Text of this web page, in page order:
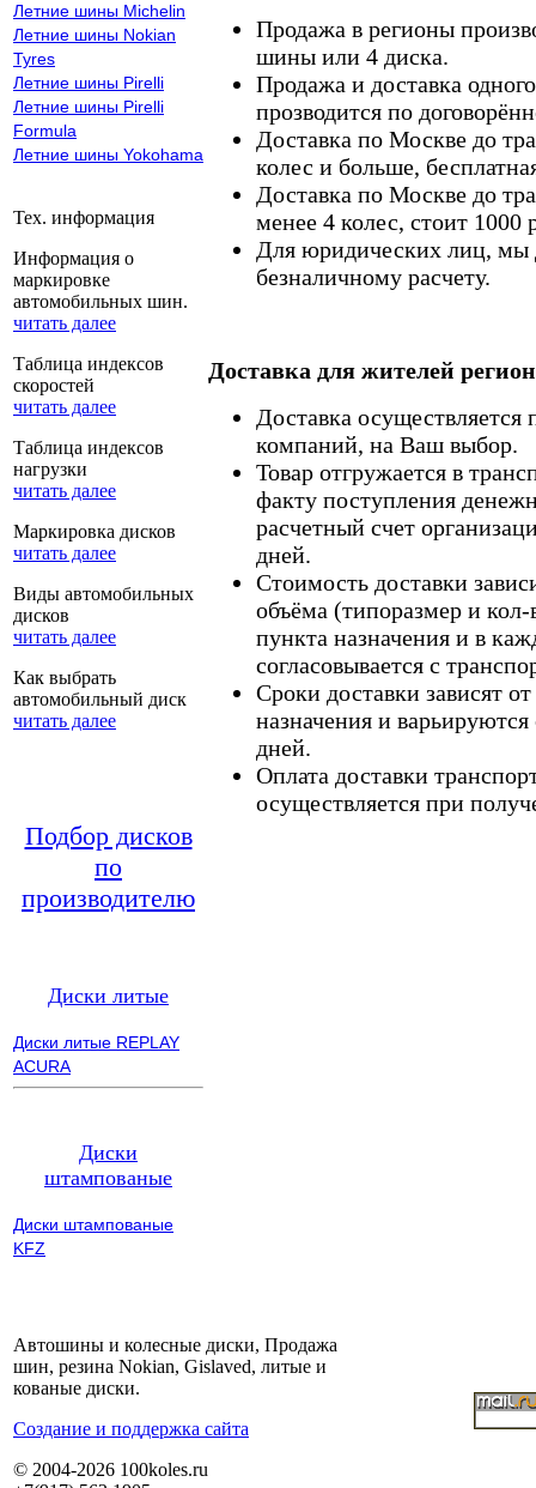
Летние шины Michelin
Летние шины Nokian
Tyres
Летние шины Pirelli
Летние шины Pirelli
Formula
Летние шины Yokohama
Тех. информация
Информация о
маркировке
автомобильных шин.
читать далее
Таблица индексов
скоростей
читать далее
Таблица индексов
нагрузки
читать далее
Маркировка дисков
читать далее
Виды автомобильных
дисков
читать далее
Как выбрать
автомобильный диск
читать далее
Подбор дисков
по
производителю
Диски литые
Диски литые REPLAY
ACURA
Диски
штампованые
Диски штампованые
KFZ
Продажа в регионы
шины или 4 диска.
Продажа и доставка
прозводится по
Доставка по Москве до
колес и больше,
Доставка по Москве до
менее 4 колес, стоит 1000
Для юридических лиц, мы
безналичному расчету.
Доставка для жителей
Доставка
компаний, на Ваш выбор.
Товар отгружается в
факту поступления
расчетный счет
дней.
Стоимость доставки
объёма (типоразмер и кол-
пункта назначения и в
согласовывается с
Сроки доставки зависят
назначения и
дней.
Оплата доставки
осуществляется при
Автошины и колесные диски, Продажа
шин, резина Nokian, Gislaved, литые и
кованые диски.
Cоздание и поддержка сайта
© 2004-2026 100koles.ru